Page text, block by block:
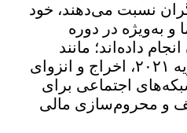
نسبت می‌دهند، خود
و به‌ویژه در دوره
داده‌اند؛ مانند
بازداشت‌ها پس از ۶ ژانویه ۲۰۲۱، اخراج و انزوای
اجتماعی برای
و محروم‌سازی مالی